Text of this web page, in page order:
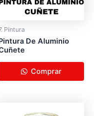
Pintura
De Aluminio
Comprar